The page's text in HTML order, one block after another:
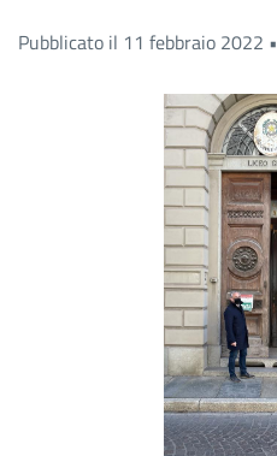
Pubblicato il 11 febbraio 2022 •